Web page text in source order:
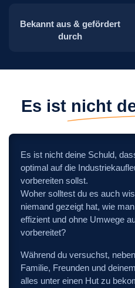
Bekannt aus & gefördert
durch
Es ist nicht
Es ist nicht deine Schuld,
optimal auf die
vorbereiten sollst.
Woher solltest du es auch
niemand gezeigt hat, wie
effizient und ohne Umwege
vorbereitet?
Während du versuchst,
Familie, Freunden und
alles unter einen Hut zu